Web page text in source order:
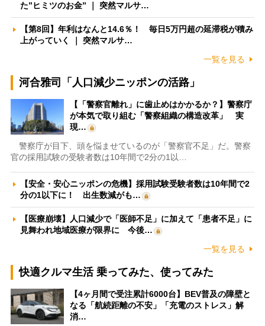
た”ヒミツのお金” ｜ 突然マルサ…
【第8回】年利はなんと14.6％！ 毎日5万円超の延滞税が積み
上がっていく ｜ 突然マルサ…
一覧を見る
河合雅司「人口減少ニッポンの活路」
【「警察官離れ」に歯止めはかかるか？】警察庁
が本気で取り組む「警察組織の構造改革」 実
現…
警察庁が目下、頭を悩ませているのが「警察官不足」だ。警察
官の採用試験の受験者数は10年間で2分の1以…
【安全・安心ニッポンの危機】採用試験受験者数は10年間で2
分の1以下に！ 出生数減がも…
【医療崩壊】人口減少で「医師不足」に加えて「患者不足」に
見舞われ地域医療が限界に 今後…
一覧を見る
快適クルマ生活 乗ってみた、使ってみた
【4ヶ月間で受注累計6000台】BEV普及の障壁と
なる「航続距離の不安」「充電のストレス」解
消…